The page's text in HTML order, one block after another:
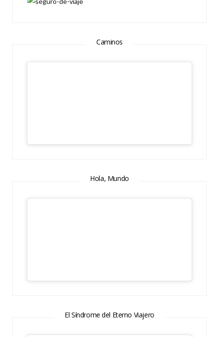
Caminos
Hola, Mundo
El Síndrome del Eterno Viajero